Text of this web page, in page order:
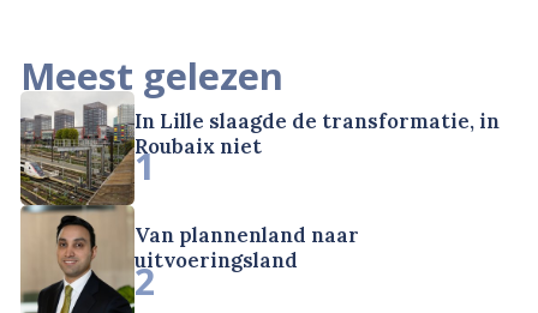
Meest gelezen
In Lille slaagde de transformatie, in
Roubaix niet
1
Van plannenland naar
uitvoeringsland
2